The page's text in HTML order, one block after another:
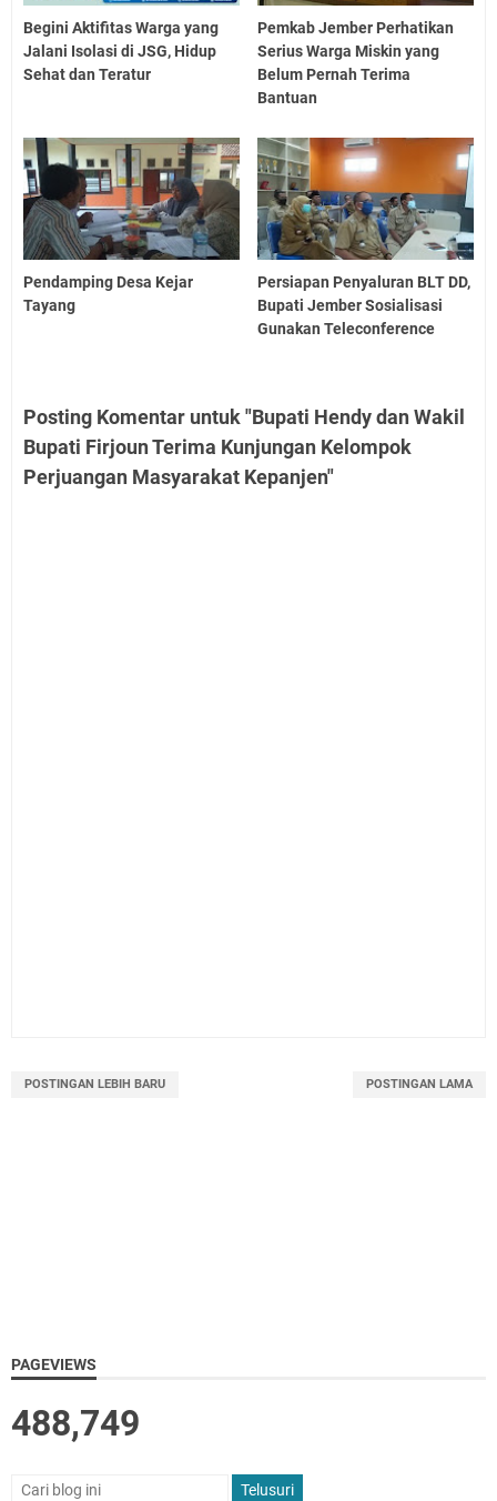
Begini Aktifitas Warga yang
Jalani Isolasi di JSG, Hidup
Sehat dan Teratur
Pemkab Jember Perhatikan
Serius Warga Miskin yang
Belum Pernah Terima
Bantuan
Pendamping Desa Kejar
Tayang
Persiapan Penyaluran BLT DD,
Bupati Jember Sosialisasi
Gunakan Teleconference
Posting Komentar untuk "Bupati Hendy dan Wakil
Bupati Firjoun Terima Kunjungan Kelompok
Perjuangan Masyarakat Kepanjen"
POSTINGAN LEBIH BARU POSTINGAN LAMA
PAGEVIEWS
488,749